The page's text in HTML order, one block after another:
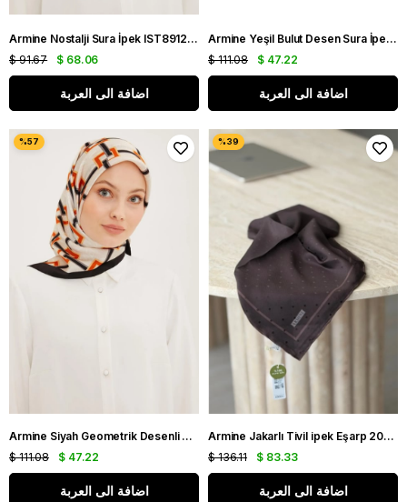
Armine Nostalji Sura İpek IST8912-01 Mavi Karışık Desen
$ 68.06
$ 91.67
اضافة الى العربة
Armine Yeşil Bulut Desen Sura İpek Eşarp IST8920-38
$ 47.22
$ 111.08
اضافة الى العربة
Armine Siyah Geometrik Desenli Tivil İpek Eşarp IST8940-34
$ 47.22
$ 111.08
اضافة الى العربة
Armine Jakarlı Tivil ipek Eşarp 2004 - 27 Acı Kahve Puantiye Desen
$ 83.33
$ 136.11
اضافة الى العربة